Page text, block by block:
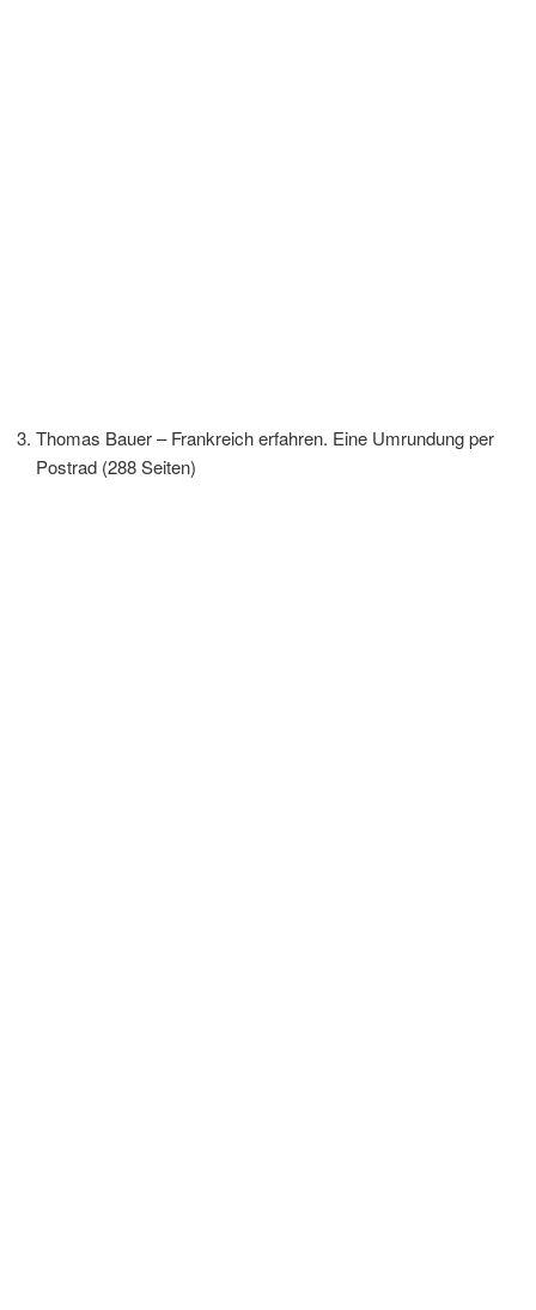
Thomas Bauer – Frankreich erfahren. Eine Umrundung per
Postrad (288 Seiten)